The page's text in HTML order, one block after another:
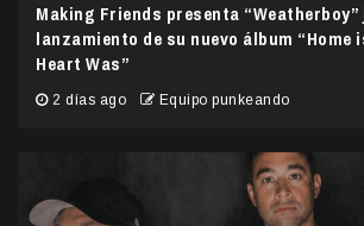
Making Friends presenta
lanzamiento de su nuevo álbum “Home
Heart Was”
2 días ago Equipo punkeando